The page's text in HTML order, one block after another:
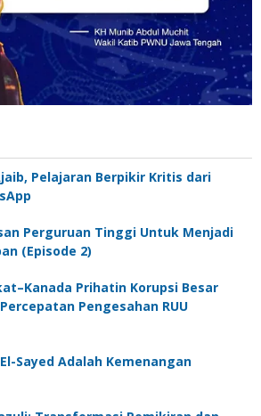
Pelajaran Berpikir Kritis dari
Perguruan Tinggi Untuk Menjadi
(Episode 2)
Prihatin Korupsi Besar
Pengesahan RUU
Sayed Adalah Kemenangan